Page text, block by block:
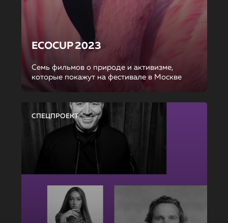
ECOCUP 2023
Семь фильмов о природе и активизме,
которые покажут на фестивале в Москве
СПЕЦПРОЕКТ